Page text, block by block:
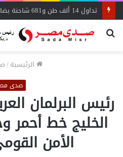
بحث
الرئيسية/
صدى
رئيس البرلمان
الخليج خط أحمر
الأمن